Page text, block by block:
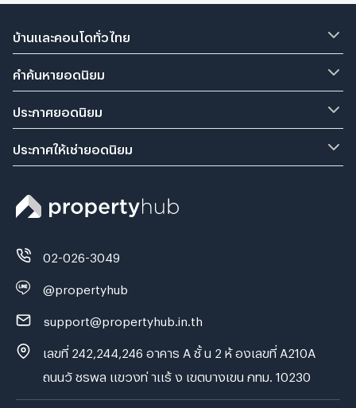
บ้านและคอนโดทั่วไทย
คำค้นหายอดนิยม
ประกาศยอดนิยม
ประกาศให้เช่ายอดนิยม
02-026-3049
@propertyhub
support@propertyhub.in.th
เลขที่ 242,244,246 อาคาร A ชั้ น 2 ห้ องเลขที่ A210A
ถนนวั ชรพล แขวงท่ าแร้ ง เขตบางเขน กทม. 10230